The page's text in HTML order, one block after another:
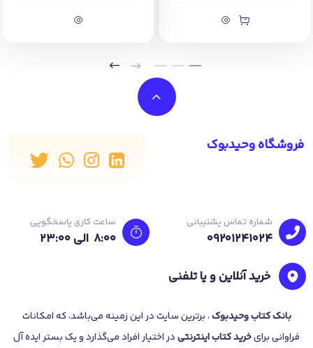
افزایش درد در زخم رعد و برق شکل او، روحیه و انعطاف پذیری هری
فروشگاه وحیدبوک
شماره تماس پشتیبانی
09201241024
ساعت کاری پاسخگویی
8:00 الی 23:۰۰
خرید آنلاین و یا تلفنی
بانککتاب وحیدبوک، برترین سایت در این زمینه می‌باشد، که امکانات
فراوانی برایخرید کتاباینترنتیدر اختیار افراد می‌گذارد و یک بستر ایده آل